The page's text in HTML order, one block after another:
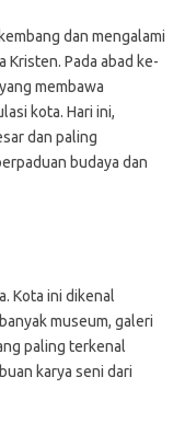
dan mengalami
Kristen. Pada abad ke-
membawa
kota. Hari ini,
dan paling
budaya dan
Kota ini dikenal
museum, galeri
paling terkenal
karya seni dari